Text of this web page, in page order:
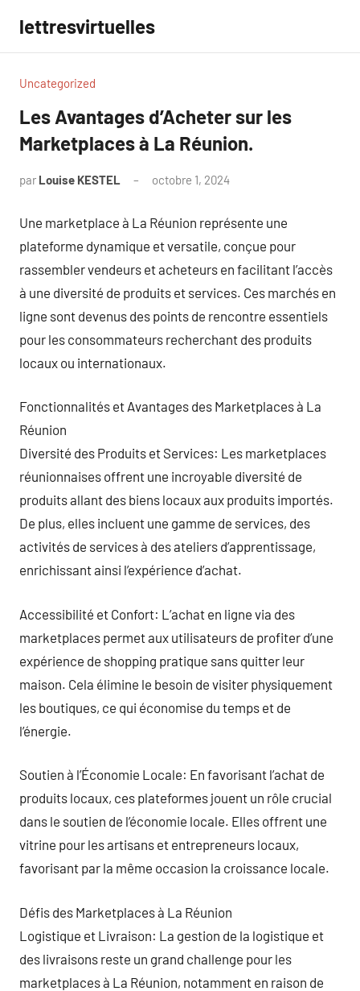
contenu
lettresvirtuelles
Uncategorized
Les Avantages d’Acheter sur les
Marketplaces à La Réunion.
par Louise KESTEL octobre 1, 2024
Une marketplace à La Réunion représente une
plateforme dynamique et versatile, conçue pour
rassembler vendeurs et acheteurs en facilitant l’accès
à une diversité de produits et services. Ces marchés en
ligne sont devenus des points de rencontre essentiels
pour les consommateurs recherchant des produits
locaux ou internationaux.
Fonctionnalités et Avantages des Marketplaces à La
Réunion
Diversité des Produits et Services: Les marketplaces
réunionnaises offrent une incroyable diversité de
produits allant des biens locaux aux produits importés.
De plus, elles incluent une gamme de services, des
activités de services à des ateliers d’apprentissage,
enrichissant ainsi l’expérience d’achat.
Accessibilité et Confort: L’achat en ligne via des
marketplaces permet aux utilisateurs de profiter d’une
expérience de shopping pratique sans quitter leur
maison. Cela élimine le besoin de visiter physiquement
les boutiques, ce qui économise du temps et de
l’énergie.
Soutien à l’Économie Locale: En favorisant l’achat de
produits locaux, ces plateformes jouent un rôle crucial
dans le soutien de l’économie locale. Elles offrent une
vitrine pour les artisans et entrepreneurs locaux,
favorisant par la même occasion la croissance locale.
Défis des Marketplaces à La Réunion
Logistique et Livraison: La gestion de la logistique et
des livraisons reste un grand challenge pour les
marketplaces à La Réunion, notamment en raison de